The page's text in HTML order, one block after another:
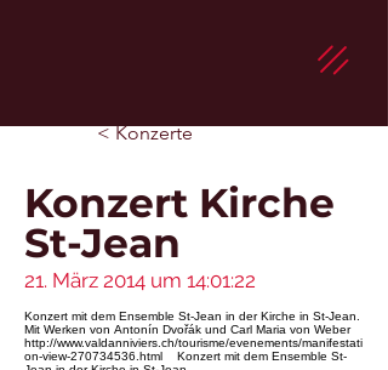
< Konzerte
Konzert Kirche
St-Jean
21. März 2014 um 14:01:22
Konzert mit dem Ensemble St-Jean in der Kirche in St-Jean.
Mit Werken von Antonín Dvořák und Carl Maria von Weber
http://www.valdanniviers.ch/tourisme/evenements/manifestati
on-view-270734536.html Konzert mit dem Ensemble St-